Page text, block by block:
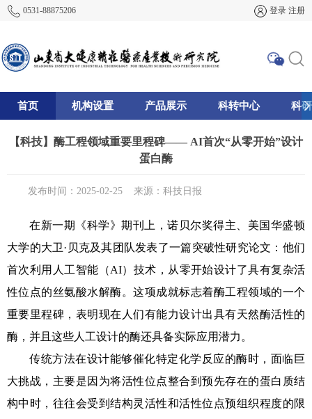
0531-88875206 登录 注册
首页 机构设置 产品展示 科转中心 科
【科技】酶工程领域重要里程碑—— AI首次“从零开始”设计
蛋白酶
发布时间：2025-02-25 来源：科技日报
在新一期《科学》期刊上，诺贝尔奖得主、美国华盛顿
大学的大卫·贝克及其团队发表了一篇突破性研究论文：他们
首次利用人工智能（AI）技术，从零开始设计了具有复杂活
性位点的丝氨酸水解酶。这项成就标志着酶工程领域的一个
重要里程碑，表明现在人们有能力设计出具有天然酶活性的
酶，并且这些人工设计的酶还具备实际应用潜力。
传统方法在设计能够催化特定化学反应的酶时，面临巨
大挑战，主要是因为将活性位点整合到预先存在的蛋白质结
构中时，往往会受到结构灵活性和活性位点预组织程度的限